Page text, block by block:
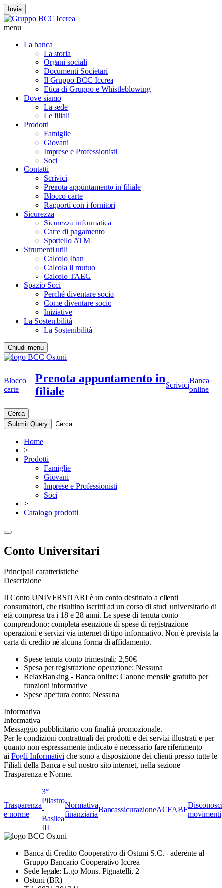
Invia
menu
La banca
La storia
Organi sociali
Documenti Societari
Il Gruppo BCC Iccrea
Etica di Gruppo e Whistleblowing
Dove siamo
La sede
Le filiali
Prodotti
Famiglie
Giovani
Imprese e Professionisti
Soci
Contatti
Scrivici
Prenota appuntamento in filiale
Blocco carte
Rapporti con i fornitori
Sicurezza
Sicurezza informatica
Carte di pagamento
Sportello ATM
Strumenti utili
Calcolo Iban
Calcola il mutuo
Calcolo TAEG
Spazio Soci
Perché diventare socio
Come diventare socio
Iniziative
La Sostenibilità
La Sostenibilità
Chiudi menu
Blocco
carte
Prenota appuntamento in
filiale
Scrivici
Banca
online
Cerca
Home
>
Prodotti
Famiglie
Giovani
Imprese e Professionisti
Soci
>
Catalogo prodotti
Conto Universitari
Principali caratteristiche
Descrizione
Il Conto UNIVERSITARI è un conto destinato a clienti
consumatori, che risultino iscritti ad un corso di studi universitario di
età compresa tra i 18 e 28 anni. Le spese di tenuta conto
comprendono: completa esenzione di spese di registrazione
operazioni e servizi via internet di tipo informativo. Non è prevista la
carta di credito né alcuna forma di affidamento.
Spese tenuta conto trimestrali: 2,50€
Spesa per registrazione operazione: Nessuna
RelaxBanking - Banca online: Canone mensile gratuito per
funzioni informative
Spese apertura conto: Nessuna
Informativa
Informativa
Messaggio pubblicitario con finalità promozionale.
Per le condizioni contrattuali dei prodotti e dei servizi illustrati e per
quanto non espressamente indicato è necessario fare riferimento
ai Fogli Informativi che sono a disposizione dei clienti presso tutte le
Filiali della Banca e sul nostro sito internet, nella sezione
Trasparenza e Norme.
Trasparenza
e norme
3°
Pilastro
-
Basilea
III
Normativa
finanziaria
BancassicurazioneACFABF
movimenti
Banca di Credito Cooperativo di Ostuni S.C. - aderente al
Gruppo Bancario Cooperativo Iccrea
Sede legale: L.go Mons. Pignatelli, 2
Ostuni (BR)